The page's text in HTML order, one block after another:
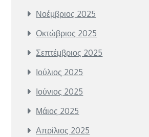
Νοέμβριος 2025
Οκτώβριος 2025
Σεπτέμβριος 2025
Ιούλιος 2025
Ιούνιος 2025
Μάιος 2025
Απρίλιος 2025